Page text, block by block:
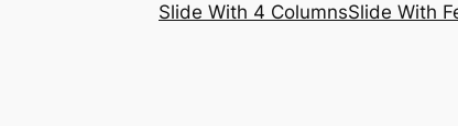
Slide With 4 ColumnsSlide With